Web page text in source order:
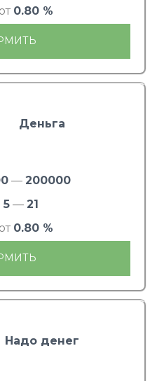
0.80 %
Деньга
— 200000
5— 21
0.80 %
Надо денег